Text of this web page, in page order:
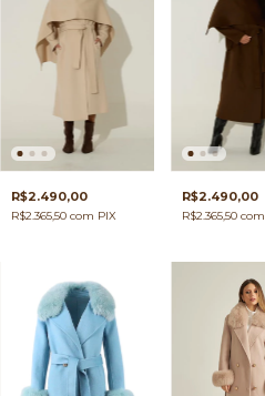
R$2.490,00
R$2.365,50 com PIX
R$2.490,00
R$2.365,50com